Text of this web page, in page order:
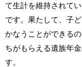
て生計を維持されて
です。果たして、子
かなうことができる
ちがもらえる遺族年
す。